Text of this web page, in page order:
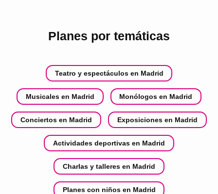
Planes por temáticas
Teatro y espectáculos en Madrid
Musicales en Madrid Monólogos en Madrid
Conciertos en Madrid Exposiciones en Madrid
Actividades deportivas en Madrid
Charlas y talleres en Madrid
Planes con niños en Madrid